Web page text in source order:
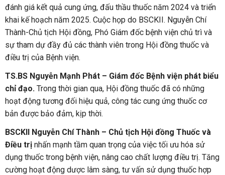
đánh giá kết quả cung ứng, đấu thầu thuốc năm 2024 và triển
khai kế hoạch năm 2025. Cuộc họp do BSCKII. Nguyễn Chí
Thành-Chủ tịch Hội đồng, Phó Giám đốc bệnh viện chủ trì và
sự tham dự đầy đủ các thành viên trong Hội đồng thuốc và
điều trị của Bệnh viện.
TS.BS Nguyễn Mạnh Phát – Giám đốc Bệnh viện phát biểu
chỉ đạo. Trong thời gian qua, Hội đồng thuốc đã có những
hoạt động tương đối hiệu quả, công tác cung ứng thuốc cơ
bản được bảo đảm, kịp thời.
BSCKII Nguyễn Chí Thành – Chủ tịch Hội đồng Thuốc và
Điều trị nhấn mạnh tầm quan trọng của việc tối ưu hóa sử
dụng thuốc trong bệnh viện, nâng cao chất lượng điều trị. Tăng
cường hoạt động dược lâm sàng, tư vấn sử dụng thuốc hợp